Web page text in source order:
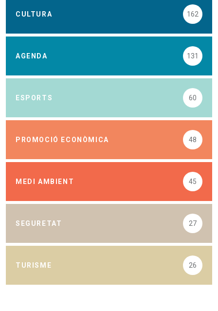
CULTURA 162
AGENDA 131
ESPORTS 60
PROMOCIÓ ECONÒMICA 48
MEDI AMBIENT 45
SEGURETAT 27
TURISME 26